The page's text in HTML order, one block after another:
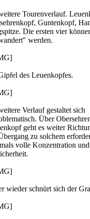
Tourenverlauf.
Guntenkopf,
Die ersten vier
werden.
des Leuenkopfes.
Verlauf gestaltet sich
Über
geht es weiter
zu solchem
volle Konzentration
wieder schnürt sich der